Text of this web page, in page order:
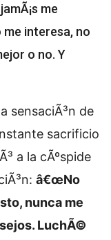
me
me interesa, no
o no. Y
sensaciÃ³n de
sacrificio
a la cÃºspide
â€œNo
nunca me
LuchÃ©